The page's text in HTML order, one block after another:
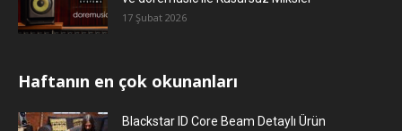
17 Şubat 2026
Haftanın en çok okunanları
Blackstar ID Core Beam Detaylı Ürün